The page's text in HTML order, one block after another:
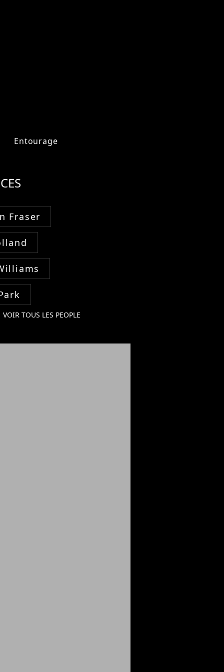
Entourage
Fraser
VOIR TOUS LES PEOPLE